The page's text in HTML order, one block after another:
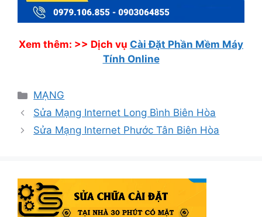
Xem thêm: >> Dịch vụ Cài Đặt Phần Mềm Máy
Tính Online
Danh
mục
MẠNG
Sửa Mạng Internet Long Bình Biên Hòa
Sửa Mạng Internet Phước Tân Biên Hòa